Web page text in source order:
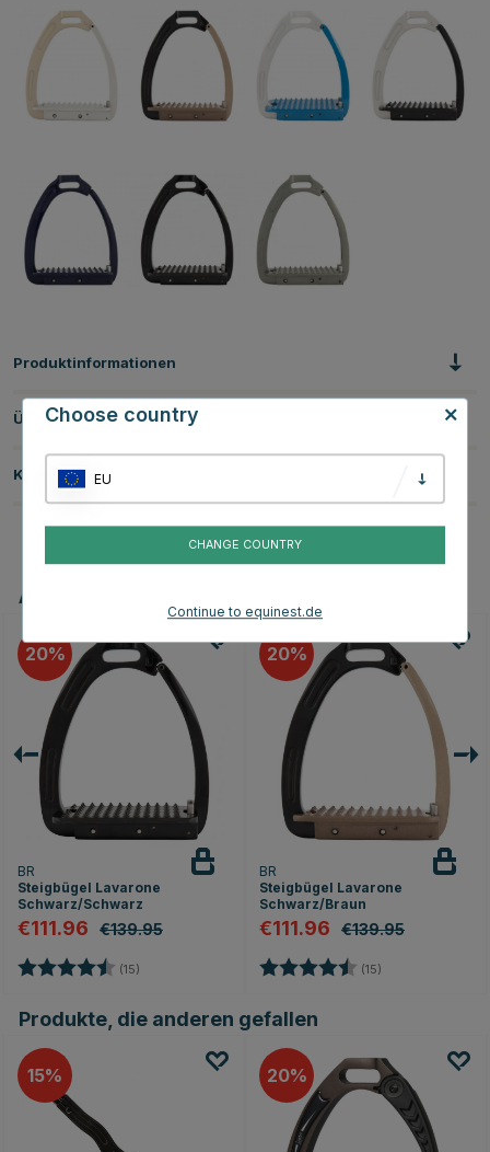
Produktinformationen
Über die Marke
Kundenbewertungen
Andere Produkte, die Ihnen gefallen könnten
20
BR
Steigbügel Lavarone
Schwarz/Schwarz
€111.96 €139.95
Bewertung: (15)
20
BR
Steigbügel Lavarone
Schwarz/Braun
€111.96 €139.95
Bewertung: (15)
Produkte, die anderen gefallen
15 20
Choose country
EU
CHANGE COUNTRY
Continue to equinest.de